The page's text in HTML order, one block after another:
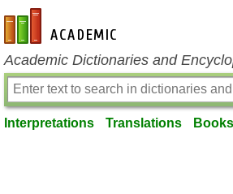
en-academic.com
Academic Dictionaries and
Interpretations Translations Books